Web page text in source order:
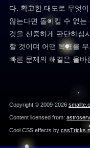
다. 확고한 태도로 무엇
않는다면 돌이킬 수 없
것을 신중하게 판단하십
할 것이며 어떤 목표를
빠른 문제의 해결은 올
Copyright © 2009-2026
Content licensed from:
Cool CSS effects by